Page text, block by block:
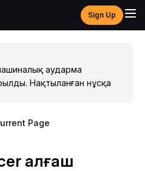
Sign Up
аударма
Нақтыланған нұсқа
Page
алғаш